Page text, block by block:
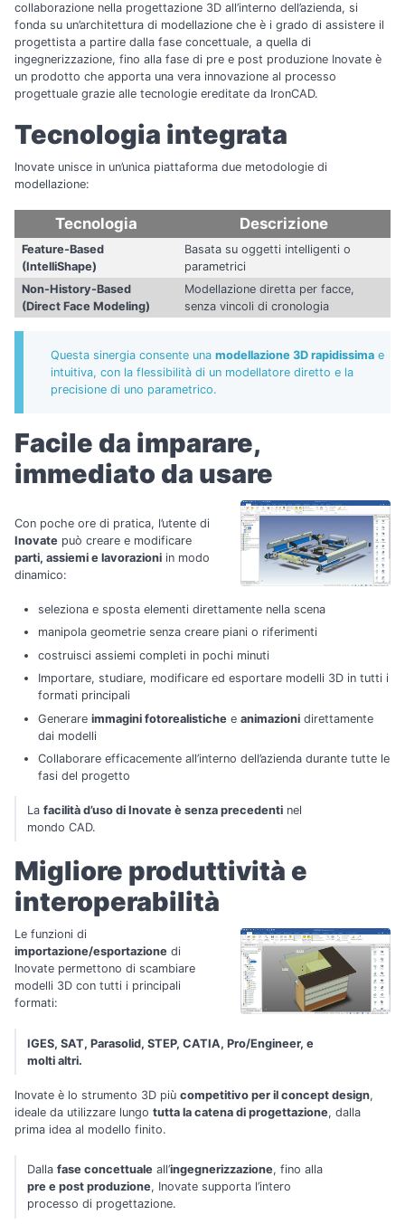
collaborazione nella progettazione 3D all’interno dell’azienda, si
fonda su un’architettura di modellazione che è i grado di assistere il
progettista a partire dalla fase concettuale, a quella di
ingegnerizzazione, fino alla fase di pre e post produzione Inovate è
un prodotto che apporta una vera innovazione al processo
progettuale grazie alle tecnologie ereditate da IronCAD.
Tecnologia integrata
Inovate unisce in un’unica piattaforma due metodologie di
modellazione:
Tecnologia Descrizione
Feature-Based
(IntelliShape)
Basata su oggetti intelligenti o
parametrici
Non-History-Based
(Direct Face Modeling)
Modellazione diretta per facce,
senza vincoli di cronologia
Questa sinergia consente una modellazione 3D rapidissima e
intuitiva, con la flessibilità di un modellatore diretto e la
precisione di uno parametrico.
Facile da imparare,
immediato da usare
Con poche ore di pratica, l’utente di
Inovate può creare e modificare
parti, assiemi e lavorazioni in modo
dinamico:
seleziona e sposta elementi direttamente nella scena
manipola geometrie senza creare piani o riferimenti
costruisci assiemi completi in pochi minuti
Importare, studiare, modificare ed esportare modelli 3D in tutti i
formati principali
Generare immagini fotorealistichee animazionidirettamente
dai modelli
Collaborare efficacemente all’interno dell’azienda durante tutte le
fasi del progetto
Lafacilità d’uso di Inovate è senza precedenti nel
mondo CAD.
Migliore produttività e
interoperabilità
Le funzioni di
importazione/esportazione di
Inovate permettono di scambiare
modelli 3D con tutti i principali
formati:
IGES, SAT, Parasolid, STEP, CATIA, Pro/Engineer, e
molti altri.
Inovate è lo strumento 3D più competitivo per il concept design,
ideale da utilizzare lungo tutta la catena di progettazione, dalla
prima idea al modello finito.
Dallafase concettuale all’ingegnerizzazione, fino alla
pre e post produzione, Inovate supporta l’intero
processo di progettazione.